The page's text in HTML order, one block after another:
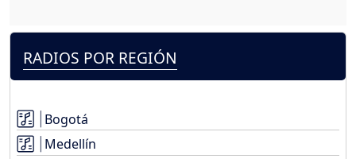
RADIOS POR REGIÓN
Bogotá
Medellín